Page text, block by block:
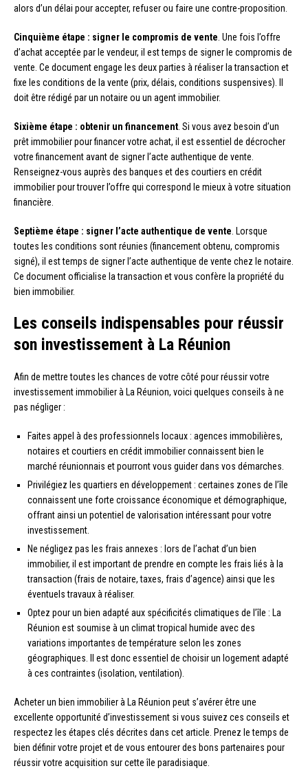
alors d’un délai pour accepter, refuser ou faire une contre-proposition.
Cinquième étape : signer le compromis de vente. Une fois l’offre
d’achat acceptée par le vendeur, il est temps de signer le compromis de
vente. Ce document engage les deux parties à réaliser la transaction et
fixe les conditions de la vente (prix, délais, conditions suspensives). Il
doit être rédigé par un notaire ou un agent immobilier.
Sixième étape : obtenir un financement. Si vous avez besoin d’un
prêt immobilier pour financer votre achat, il est essentiel de décrocher
votre financement avant de signer l’acte authentique de vente.
Renseignez-vous auprès des banques et des courtiers en crédit
immobilier pour trouver l’offre qui correspond le mieux à votre situation
financière.
Septième étape : signer l’acte authentique de vente. Lorsque
toutes les conditions sont réunies (financement obtenu, compromis
signé), il est temps de signer l’acte authentique de vente chez le notaire.
Ce document officialise la transaction et vous confère la propriété du
bien immobilier.
Les conseils indispensables pour réussir
son investissement à La Réunion
Afin de mettre toutes les chances de votre côté pour réussir votre
investissement immobilier à La Réunion, voici quelques conseils à ne
pas négliger :
Faites appel à des professionnels locaux : agences immobilières,
notaires et courtiers en crédit immobilier connaissent bien le
marché réunionnais et pourront vous guider dans vos démarches.
Privilégiez les quartiers en développement : certaines zones de l’île
connaissent une forte croissance économique et démographique,
offrant ainsi un potentiel de valorisation intéressant pour votre
investissement.
Ne négligez pas les frais annexes : lors de l’achat d’un bien
immobilier, il est important de prendre en compte les frais liés à la
transaction (frais de notaire, taxes, frais d’agence) ainsi que les
éventuels travaux à réaliser.
Optez pour un bien adapté aux spécificités climatiques de l’île : La
Réunion est soumise à un climat tropical humide avec des
variations importantes de température selon les zones
géographiques. Il est donc essentiel de choisir un logement adapté
à ces contraintes (isolation, ventilation).
Acheter un bien immobilier à La Réunion peut s’avérer être une
excellente opportunité d’investissement si vous suivez ces conseils et
respectez les étapes clés décrites dans cet article. Prenez le temps de
bien définir votre projet et de vous entourer des bons partenaires pour
réussir votre acquisition sur cette île paradisiaque.